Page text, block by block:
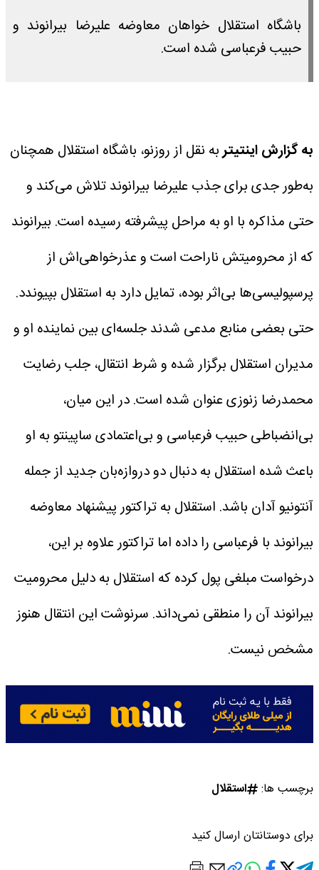
باشگاه استقلال خواهان معاوضه علیرضا بیرانوند و
حبیب فرعباسی شده است.
به گزارش اینتیتربه نقل از روزنو، باشگاه استقلال همچنان
به‌طور جدی برای جذب علیرضا بیرانوند تلاش می‌کند و
حتی مذاکره با او به مراحل پیشرفته رسیده است. بیرانوند
که از محرومیتش ناراحت است و عذرخواهی‌اش از
پرسپولیسی‌ها بی‌اثر بوده، تمایل دارد به استقلال بپیوندد.
حتی بعضی منابع مدعی شدند جلسه‌ای بین نماینده او و
مدیران استقلال برگزار شده و شرط انتقال، جلب رضایت
محمدرضا زنوزی عنوان شده است.در این میان،
بی‌انضباطی حبیب فرعباسی و بی‌اعتمادی ساپینتو به او
باعث شده استقلال به دنبال دو دروازه‌بان جدید از جمله
آنتونیو آدان باشد. استقلال به تراکتور پیشنهاد معاوضه
بیرانوند با فرعباسی را داده اما تراکتور علاوه بر این،
درخواست مبلغی پول کرده که استقلال به دلیل محرومیت
بیرانوند آن را منطقی نمی‌داند. سرنوشت این انتقال هنوز
مشخص نیست.
برچسب ها: استقلال
برای دوستانتان ارسال کنید